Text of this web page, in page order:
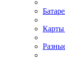
Карты